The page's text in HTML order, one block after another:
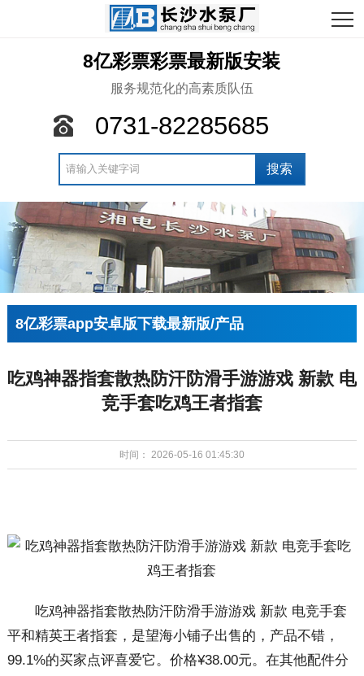
8亿彩票彩票最新版安装
服务规范化的高素质队伍
0731-82285685
8亿彩票app安卓版下载最新版/产品
吃鸡神器指套散热防汗防滑手游游戏 新款 电
竞手套吃鸡王者指套
时间： 2026-05-16 01:45:30
吃鸡神器指套散热防汗防滑手游游戏 新款 电竞手套
平和精英王者指套，是望海小铺子出售的，产品不错，
99.1%的买家点评喜爱它。价格¥38.00元。在其他配件分